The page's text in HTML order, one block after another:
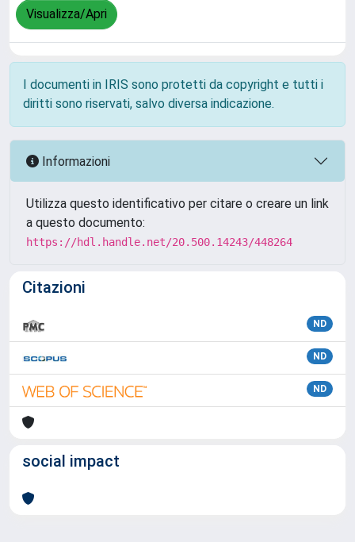
Visualizza/Apri
I documenti in IRIS sono protetti da copyright e tutti i
diritti sono riservati, salvo diversa indicazione.
Informazioni
Utilizza questo identificativo per citare o creare un link
a questo documento:
https://hdl.handle.net/20.500.14243/448264
Citazioni
ND
ND
ND
social impact